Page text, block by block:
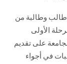
استقبلت معامل التنسيق الإلكتروني أكثر من 1000 طالب وطالبة من
الأولى
على تقديم
في أجواء